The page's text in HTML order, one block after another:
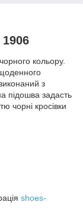
кольору.
з
підошва задасть
чорні кросівки
shoes-